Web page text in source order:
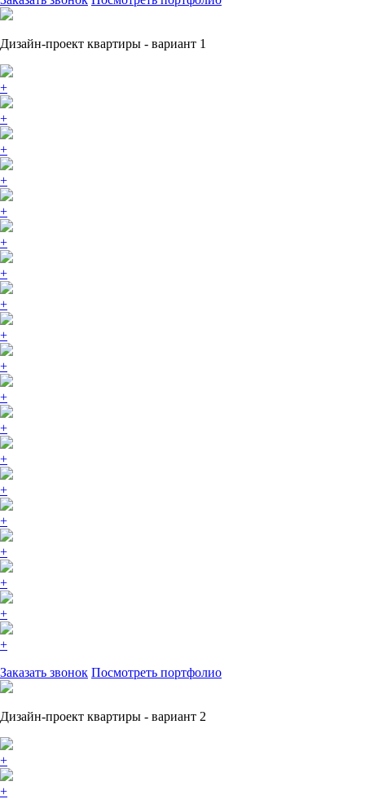
Дизайн-проект квартиры - вариант 1
+
+
+
+
+
+
+
+
+
+
+
+
+
+
+
+
+
+
+
Заказать звонок Посмотреть портфолио
Дизайн-проект квартиры - вариант 2
+
+